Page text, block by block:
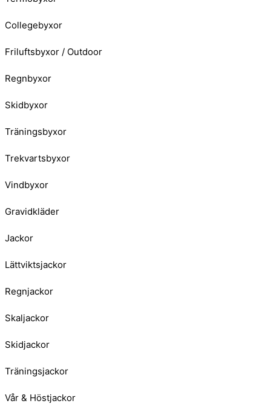
Collegebyxor
Friluftsbyxor / Outdoor
Regnbyxor
Skidbyxor
Träningsbyxor
Trekvartsbyxor
Vindbyxor
Gravidkläder
Jackor
Lättviktsjackor
Regnjackor
Skaljackor
Skidjackor
Träningsjackor
Vår & Höstjackor